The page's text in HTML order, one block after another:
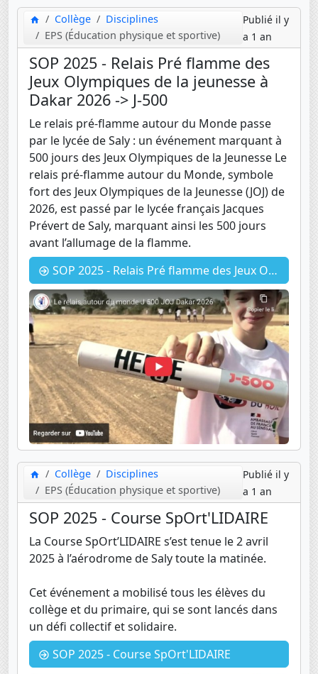
Collège
Disciplines
EPS (Éducation physique et sportive)
Publié il y
a 1 an
SOP 2025 - Relais Pré flamme des
Jeux Olympiques de la jeunesse à
Dakar 2026 -> J-500
Le relais pré-flamme autour du Monde passe
par le lycée de Saly : un événement marquant à
500 jours des Jeux Olympiques de la Jeunesse Le
relais pré-flamme autour du Monde, symbole
fort des Jeux Olympiques de la Jeunesse (JOJ) de
2026, est passé par le lycée français Jacques
Prévert de Saly, marquant ainsi les 500 jours
avant l’allumage de la flamme.
SOP 2025 - Relais Pré flamme des Jeux Olympiques de la jeunesse à Dakar 2026 -> J-500
Collège
Disciplines
EPS (Éducation physique et sportive)
Publié il y
a 1 an
SOP 2025 - Course SpOrt'LIDAIRE
La Course SpOrt’LIDAIRE s’est tenue le 2 avril
2025 à l’aérodrome de Saly toute la matinée.
Cet événement a mobilisé tous les élèves du
collège et du primaire, qui se sont lancés dans
un défi collectif et solidaire.
SOP 2025 - Course SpOrt'LIDAIRE